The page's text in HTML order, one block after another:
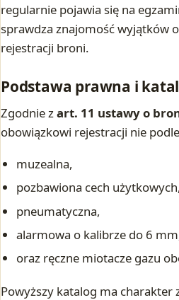
regularnie pojawia się na
sprawdza znajomość wyjątków
rejestracji broni.
Podstawa prawna i
Zgodnie zart. 11 ustawy o
obowiązkowi rejestracji nie
muzealna,
pozbawiona cech użytkowych,
pneumatyczna,
alarmowa o kalibrze do 6
oraz ręczne miotacze gazu
Powyższy katalog ma charakter